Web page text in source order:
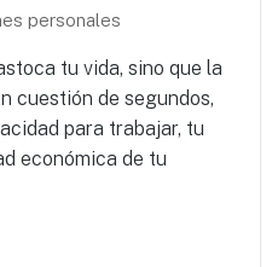
personales
tu vida, sino que la
cuestión de segundos,
para trabajar, tu
económica de tu